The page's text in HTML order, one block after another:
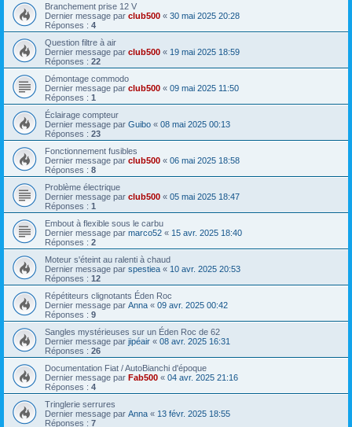
Branchement prise 12 V
Dernier message par club500 « 30 mai 2025 20:28
Réponses : 4
Question filtre à air
Dernier message par club500 « 19 mai 2025 18:59
Réponses : 22
Démontage commodo
Dernier message par club500 « 09 mai 2025 11:50
Réponses : 1
Éclairage compteur
Dernier message par Guibo « 08 mai 2025 00:13
Réponses : 23
Fonctionnement fusibles
Dernier message par club500 « 06 mai 2025 18:58
Réponses : 8
Problème électrique
Dernier message par club500 « 05 mai 2025 18:47
Réponses : 1
Embout à flexible sous le carbu
Dernier message par marco52 « 15 avr. 2025 18:40
Réponses : 2
Moteur s'éteint au ralenti à chaud
Dernier message par spestiea « 10 avr. 2025 20:53
Réponses : 12
Répétiteurs clignotants Éden Roc
Dernier message par Anna « 09 avr. 2025 00:42
Réponses : 9
Sangles mystérieuses sur un Éden Roc de 62
Dernier message par jipéair « 08 avr. 2025 16:31
Réponses : 26
Documentation Fiat / AutoBianchi d'époque
Dernier message par Fab500 « 04 avr. 2025 21:16
Réponses : 4
Tringlerie serrures
Dernier message par Anna « 13 févr. 2025 18:55
Réponses : 7